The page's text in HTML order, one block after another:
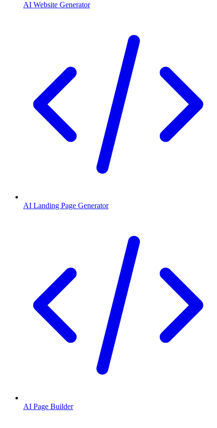
AI Website Generator
AI Landing Page Generator
AI Page Builder